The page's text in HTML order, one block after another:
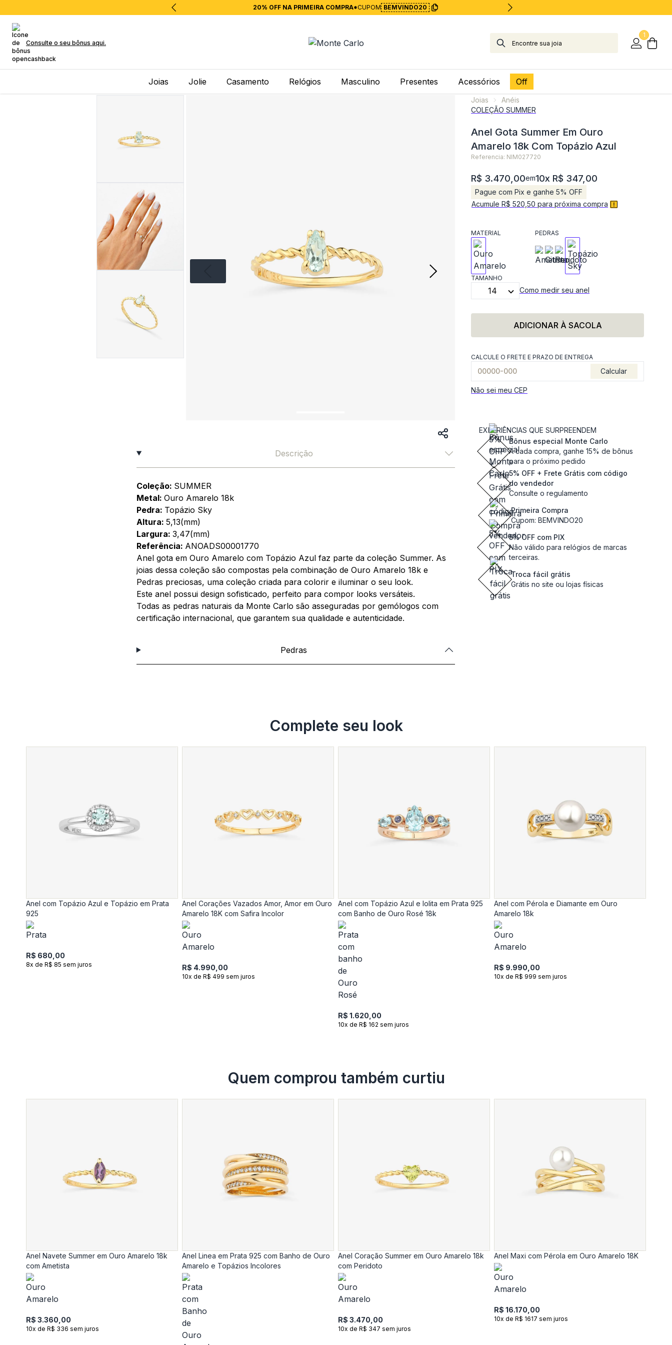
20% OFF NA PRIMEIRA COMPRA*CUPOM BEMVINDO20
Consulte o seu bônus aqui.
1
Joias Jolie Casamento Relógios Masculino Presentes Acessórios Off
Joias
Anéis
COLEÇÃO SUMMER
Anel Gota Summer Em Ouro
Amarelo 18k Com Topázio Azul
Referencia: NIM027720
R$ 3.470,00em10x R$ 347,00
Pague com Pix e ganhe 5% OFF
Acumule R$ 520,50 para próxima compra
MATERIAL PEDRAS
TAMANHO
14 Como medir seu anel
ADICIONAR À SACOLA
CALCULE O FRETE E PRAZO DE ENTREGA
Calcular
Não sei meu CEP
EXPERIÊNCIAS QUE SURPREENDEM
Bônus especial Monte Carlo
A cada compra, ganhe 15% de bônus
para o próximo pedido
5% OFF + Frete Grátis com código
do vendedor
Consulte o regulamento
Primeira Compra
Cupom: BEMVINDO20
5% OFF com PIX
Não válido para relógios de marcas
terceiras.
Troca fácil grátis
Grátis no site ou lojas físicas
Descrição
Coleção: SUMMER
Metal: Ouro Amarelo 18k
Pedra: Topázio Sky
Altura: 5,13(mm)
Largura: 3,47(mm)
Referência: ANOADS00001770
Anel gota em Ouro Amarelo com Topázio Azul faz parte da coleção Summer. As
joias dessa coleção são compostas pela combinação de Ouro Amarelo 18k e
Pedras preciosas, uma coleção criada para colorir e iluminar o seu look.
Este anel possui design sofisticado, perfeito para compor looks versáteis.
Todas as pedras naturais da Monte Carlo são asseguradas por gemólogos com
certificação internacional, que garantem sua qualidade e autenticidade.
Pedras
Complete seu look
Anel com Topázio Azul e Topázio em Prata
925
R$ 680,00
8x de R$ 85 sem juros
Anel Corações Vazados Amor, Amor em Ouro
Amarelo 18K com Safira Incolor
R$ 4.990,00
10x de R$ 499 sem juros
Anel com Topázio Azul e Iolita em Prata 925
com Banho de Ouro Rosé 18k
R$ 1.620,00
10x de R$ 162 sem juros
Anel com Pérola e Diamante em Ouro
Amarelo 18k
R$ 9.990,00
10x de R$ 999 sem juros
Quem comprou também curtiu
Anel Navete Summer em Ouro Amarelo 18k
com Ametista
R$ 3.360,00
10x de R$ 336 sem juros
Anel Linea em Prata 925 com Banho de Ouro
Amarelo e Topázios Incolores
Anel Coração Summer em Ouro Amarelo 18k
com Peridoto
R$ 3.470,00
10x de R$ 347 sem juros
Anel Maxi com Pérola em Ouro Amarelo 18K
R$ 16.170,00
10x de R$ 1617 sem juros